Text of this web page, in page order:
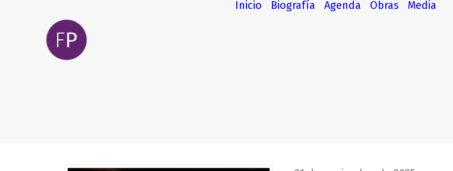
Inicio Biografía Agenda Obras
Media